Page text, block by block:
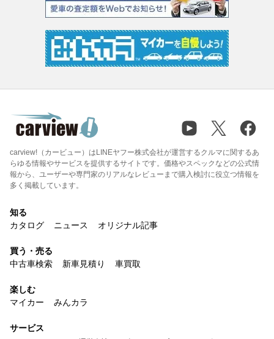
carview!（カービュー）はLINEヤフー株式会社が運営するクルマに関するあ
らゆる情報やサービスを提供するサイトです。価格やスペックなどの公式情
報から、ユーザーや専門家のリアルなレビューまで購入検討に役立つ情報を
多く掲載しています。
知る
カタログ
ニュース オリジナル記事
買う・売る
中古車検索
新車見積り 車買取
楽しむ
マイカー
みんカラ
サービス